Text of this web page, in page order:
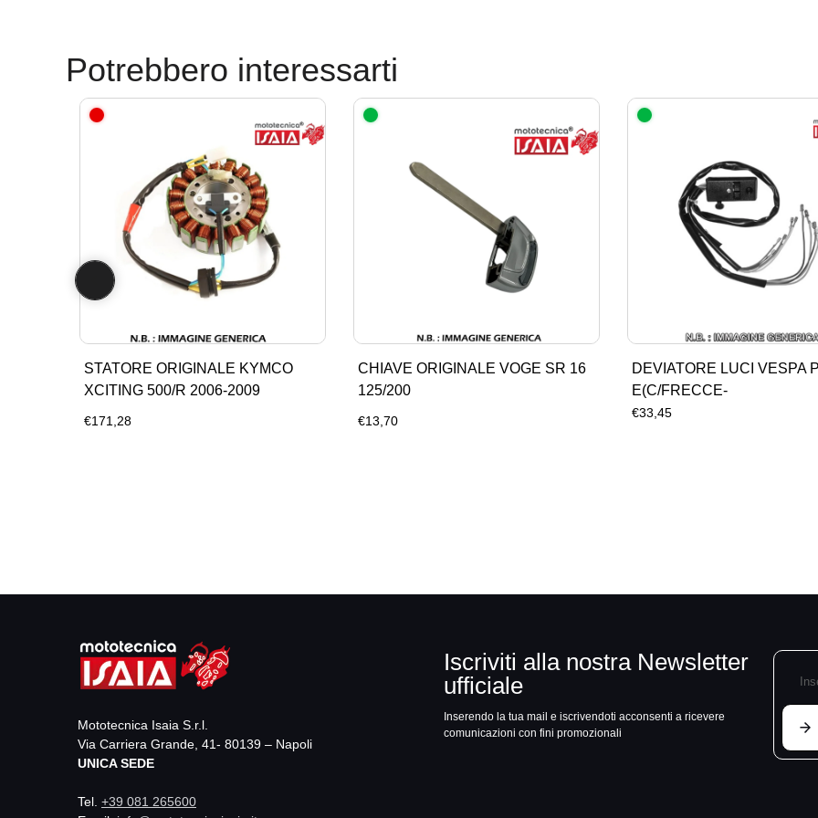
Potrebbero interessarti
STATORE ORIGINALE KYMCO
XCITING 500/R 2006-2009
€171,28
CHIAVE ORIGINALE VOGE SR 16
125/200
€13,70
DEVIATORE LUCI VESPA
E(C/FRECCE-
€33,45
Mototecnica Isaia S.r.l.
Via Carriera Grande, 41- 80139 – Napoli
UNICA SEDE
Tel. +39 081 265600
Iscriviti alla nostra Newsletter
ufficiale
Inserendo la tua mail e iscrivendoti acconsenti a ricevere
comunicazioni con fini promozionali